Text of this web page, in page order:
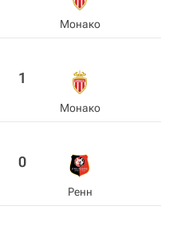
Монако
1
Монако
0
Ренн